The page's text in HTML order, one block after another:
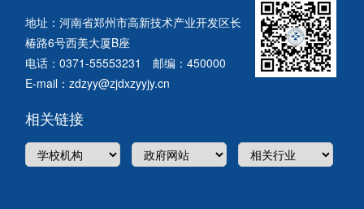
相关链接
地址：河南省郑州市高新技术产业开发区长
椿路6号西美大厦B座
电话：0371-55553231 邮编：450000
E-mail：zdzyy@zjdxzyyjy.cn